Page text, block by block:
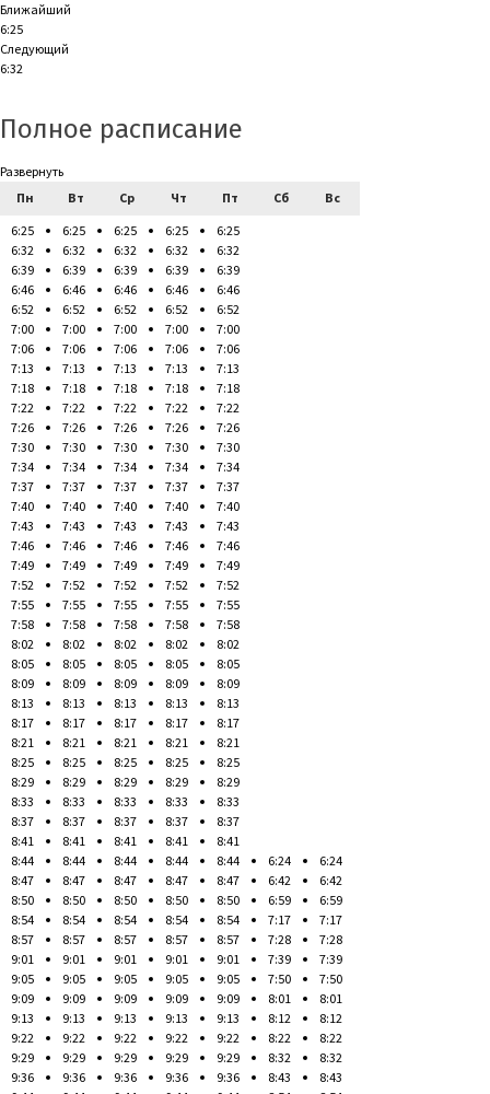
Ближайший
6:25
Следующий
6:32
Полное расписание
Развернуть
Пн
Вт Ср Чт Пт Сб
Вс
6:25
6:32
6:39
6:46
6:52
7:00
7:06
7:13
7:18
7:22
7:26
7:30
7:34
7:37
7:40
7:43
7:46
7:49
7:52
7:55
7:58
8:02
8:05
8:09
8:13
8:17
8:21
8:25
8:29
8:33
8:37
8:41
8:44
8:47
8:50
8:54
8:57
9:01
9:05
9:09
9:13
9:22
9:29
9:36
6:25
6:32
6:39
6:46
6:52
7:00
7:06
7:13
7:18
7:22
7:26
7:30
7:34
7:37
7:40
7:43
7:46
7:49
7:52
7:55
7:58
8:02
8:05
8:09
8:13
8:17
8:21
8:25
8:29
8:33
8:37
8:41
8:44
8:47
8:50
8:54
8:57
9:01
9:05
9:09
9:13
9:22
9:29
9:36
6:25
6:32
6:39
6:46
6:52
7:00
7:06
7:13
7:18
7:22
7:26
7:30
7:34
7:37
7:40
7:43
7:46
7:49
7:52
7:55
7:58
8:02
8:05
8:09
8:13
8:17
8:21
8:25
8:29
8:33
8:37
8:41
8:44
8:47
8:50
8:54
8:57
9:01
9:05
9:09
9:13
9:22
9:29
9:36
6:25
6:32
6:39
6:46
6:52
7:00
7:06
7:13
7:18
7:22
7:26
7:30
7:34
7:37
7:40
7:43
7:46
7:49
7:52
7:55
7:58
8:02
8:05
8:09
8:13
8:17
8:21
8:25
8:29
8:33
8:37
8:41
8:44
8:47
8:50
8:54
8:57
9:01
9:05
9:09
9:13
9:22
9:29
9:36
6:25
6:32
6:39
6:46
6:52
7:00
7:06
7:13
7:18
7:22
7:26
7:30
7:34
7:37
7:40
7:43
7:46
7:49
7:52
7:55
7:58
8:02
8:05
8:09
8:13
8:17
8:21
8:25
8:29
8:33
8:37
8:41
8:44
8:47
8:50
8:54
8:57
9:01
9:05
9:09
9:13
9:22
9:29
9:36
6:24
6:42
6:59
7:17
7:28
7:39
7:50
8:01
8:12
8:22
8:32
8:43
6:24
6:42
6:59
7:17
7:28
7:39
7:50
8:01
8:12
8:22
8:32
8:43